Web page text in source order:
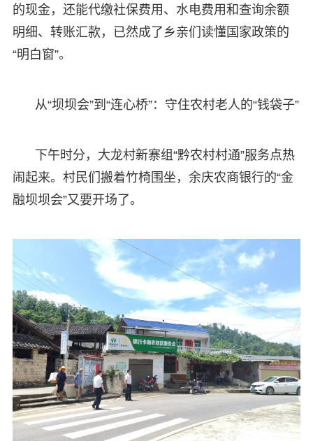
的现金，还能代缴社保费用、水电费用和查询余额
明细、转账汇款，已然成了乡亲们读懂国家政策的
“明白窗”。
从“坝坝会”到“连心桥”：守住农村老人的“钱袋子”
下午时分，大龙村新寨组“黔农村村通”服务点热
闹起来。村民们搬着竹椅围坐，余庆农商银行的“金
融坝坝会”又要开场了。